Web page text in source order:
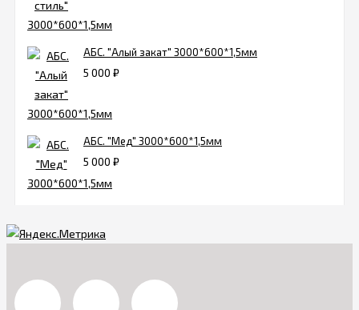
АБС. "Алый закат" 3000*600*1,5мм
5 000 ₽
АБС. "Мед" 3000*600*1,5мм
5 000 ₽